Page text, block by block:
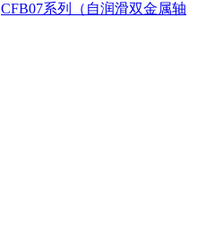
CFB07系列（自润滑双金属轴